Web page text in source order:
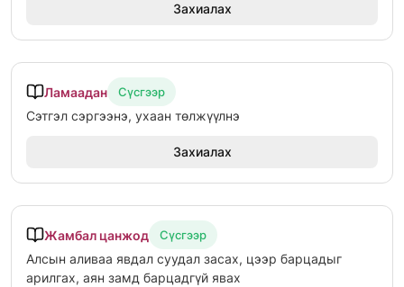
Захиалах
Ламаадан Сүсгээр
Сэтгэл сэргээнэ, ухаан төлжүүлнэ
Захиалах
Жамбал цанжод Сүсгээр
Алсын аливаа явдал суудал засах, цээр барцадыг
арилгах, аян замд барцадгүй явах